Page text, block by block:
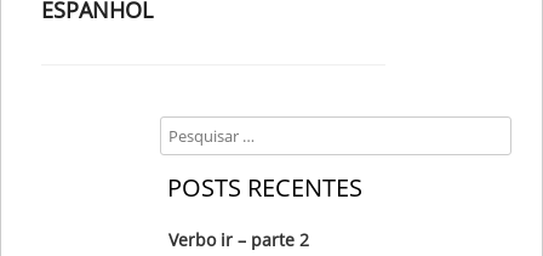
ESPANHOL
Search
POSTS RECENTES
Verbo ir – parte 2